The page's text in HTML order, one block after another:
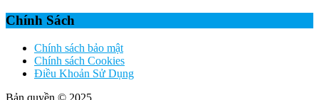
Chính Sách
Chính sách bảo mật
Chính sách Cookies
Điều Khoản Sử Dụng
Bản quyền © 2025